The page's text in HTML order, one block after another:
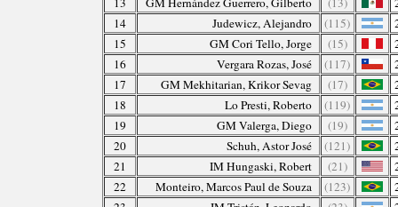
14
Judewicz, Alejandro (115)
15
GM Cori Tello, Jorge (15)
16
Vergara Rozas, José (117)
17
GM Mekhitarian, Krikor Sevag (17)
18
Lo Presti, Roberto (119)
19
GM Valerga, Diego (19)
20
Schuh, Astor José (121)
21
IM Hungaski, Robert (21)
22
Monteiro, Marcos Paul de Souza (123)